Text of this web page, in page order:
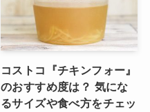
コストコ『チキンフォー』
のおすすめ度は？ 気にな
るサイズや食べ方をチェッ